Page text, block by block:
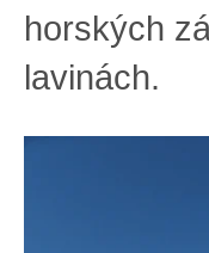
horských
lavinách.